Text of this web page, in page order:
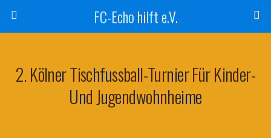
FC-Echo hilft e.V.
2. Kölner Tischfussball-Turnier Für Kinder-
Und Jugendwohnheime